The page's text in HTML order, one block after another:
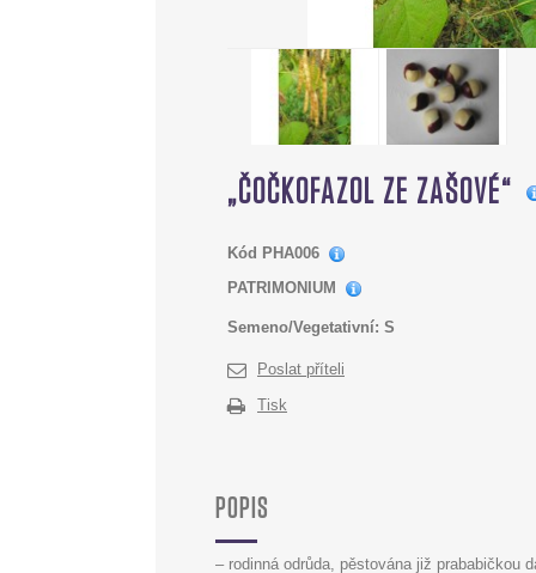
„ČOČKOFAZOL ZE ZAŠOVÉ“
Kód PHA006
PATRIMONIUM
Semeno/Vegetativní: S
Poslat příteli
Tisk
POPIS
– rodinná odrůda, pěstována již prababičkou